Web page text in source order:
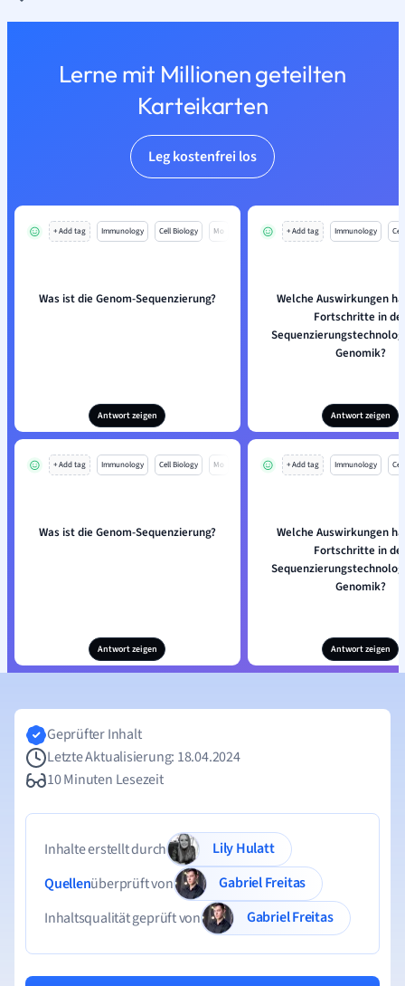
Lerne mit Millionen geteilten
Karteikarten
Leg kostenfrei los
+ Add tag Immunology Cell Biology Mo
Was ist die Genom-Sequenzierung?
Antwort zeigen
+ Add tag Immunology
Welche Auswirkungen
Fortschritte in
Genomik?
Antwort zeigen
+ Add tag Immunology Cell Biology Mo
Was ist die Genom-Sequenzierung?
Antwort zeigen
+ Add tag Immunology
Welche Auswirkungen
Fortschritte in
Genomik?
Antwort zeigen
Geprüfter Inhalt
Letzte Aktualisierung: 18.04.2024
10 Minuten Lesezeit
Inhalte erstellt durch
Lily Hulatt
Quellenüberprüft von
Gabriel Freitas
Inhaltsqualität geprüft von
Gabriel Freitas